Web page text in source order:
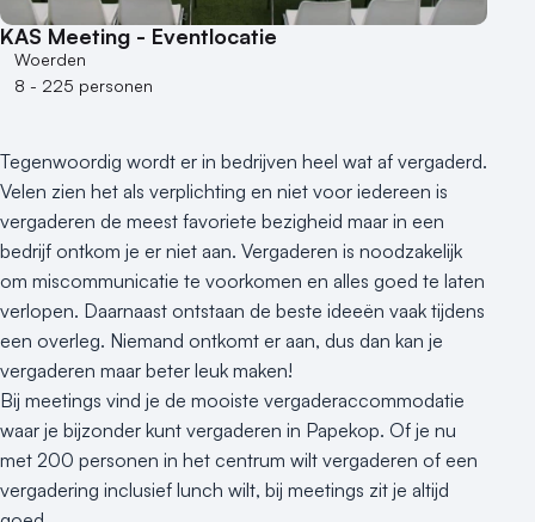
KAS Meeting - Eventlocatie
Woerden
8 - 225 personen
Tegenwoordig wordt er in bedrijven heel wat af vergaderd.
Velen zien het als verplichting en niet voor iedereen is
vergaderen de meest favoriete bezigheid maar in een
bedrijf ontkom je er niet aan. Vergaderen is noodzakelijk
om miscommunicatie te voorkomen en alles goed te laten
verlopen. Daarnaast ontstaan de beste ideeën vaak tijdens
een overleg. Niemand ontkomt er aan, dus dan kan je
vergaderen maar beter leuk maken!
Bij meetings vind je de mooiste vergaderaccommodatie
waar je bijzonder kunt vergaderen in Papekop. Of je nu
met 200 personen in het centrum wilt vergaderen of een
vergadering inclusief lunch wilt, bij meetings zit je altijd